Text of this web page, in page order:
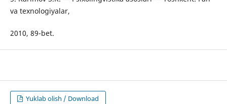
va texnologiyalar,
2010, 89-bet.
Yuklab olish / Download